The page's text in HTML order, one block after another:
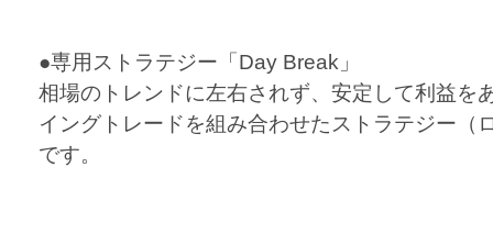
●専用ストラテジー「Day Break」
相場のトレンドに左右されず、安定して利益を
イングトレードを組み合わせたストラテジー（
です。